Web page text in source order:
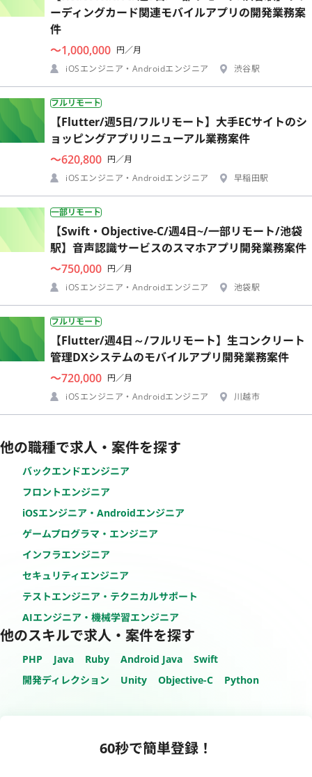
ーディングカード関連モバイルアプリの開発業務案
件
〜1,000,000 円／月
iOSエンジニア・Androidエンジニア
渋谷駅
フルリモート
【Flutter/週5日/フルリモート】大手ECサイトのシ
ョッピングアプリリニューアル業務案件
〜620,800 円／月
iOSエンジニア・Androidエンジニア
早稲田駅
一部リモート
【Swift・Objective-C/週4日~/一部リモート/池袋
駅】音声認識サービスのスマホアプリ開発業務案件
〜750,000 円／月
iOSエンジニア・Androidエンジニア
池袋駅
フルリモート
【Flutter/週4日～/フルリモート】生コンクリート
管理DXシステムのモバイルアプリ開発業務案件
〜720,000 円／月
iOSエンジニア・Androidエンジニア
川越市
他の職種で求人・案件を探す
バックエンドエンジニア
フロントエンジニア
iOSエンジニア・Androidエンジニア
ゲームプログラマ・エンジニア
インフラエンジニア
セキュリティエンジニア
テストエンジニア・テクニカルサポート
AIエンジニア・機械学習エンジニア
他のスキルで求人・案件を探す
PHP Java Ruby Android Java
Swift
開発ディレクション
Unity Objective-C Python
60秒で簡単登録！